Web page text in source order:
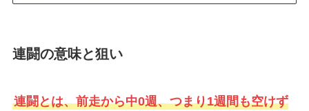
連闘の意味と狙い
連闘とは、前走から中0週、つまり1週間も空けず